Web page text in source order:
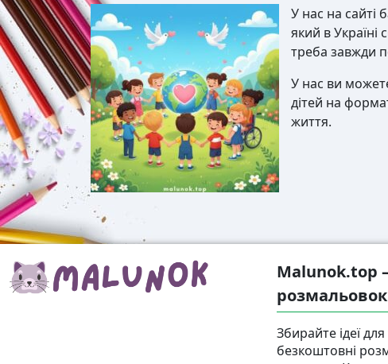
У нас на сайті
який в Україні
треба завжди
У нас ви
дітей на
життя.
Malunok.top
Збирайте ідеї
безкоштовні